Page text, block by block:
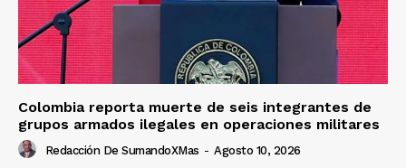
Colombia reporta muerte de seis integrantes de
grupos armados ilegales en operaciones militares
Redacción De SumandoXMas - Agosto 10, 2026